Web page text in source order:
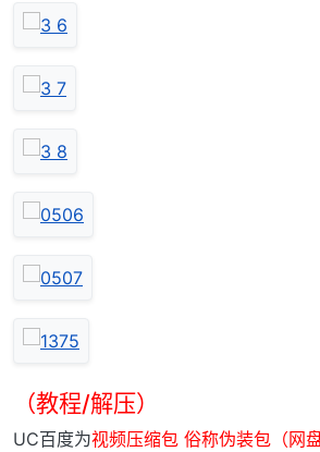
（教程/解压）
UC百度为视频压缩包 俗称伪装包（网